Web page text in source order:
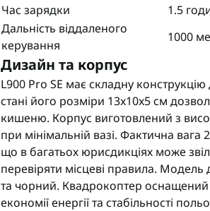
Час зарядки
1.5
Дальність віддаленого
керування
1000
Дизайн та корпус
L900 Pro SE має складну
стані його розміри 13x10x5 см
кишеню. Корпус виготовлений з
при мінімальній вазі. Фактична
що в багатьох юрисдикціях може
перевіряти місцеві правила.
та чорний. Квадрокоптер
економії енергії та стабільності